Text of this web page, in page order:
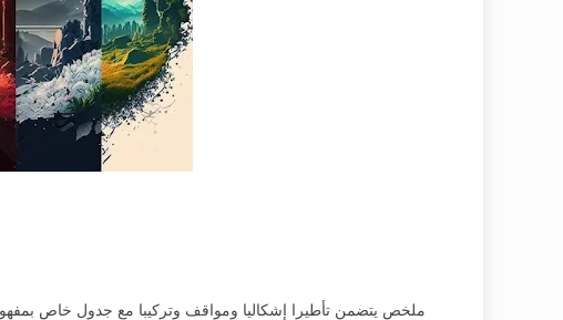
ملخص يتضمن تأطيرا إشكاليا ومواقف وتركيبا مع جدول خاص